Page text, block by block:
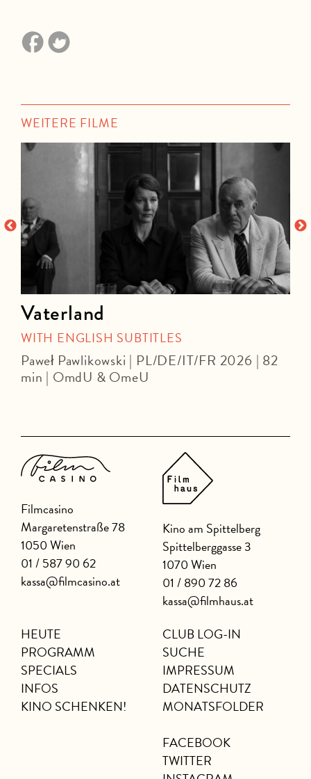
WEITERE FILME
Vaterland
WITH ENGLISH SUBTITLES
Paweł Pawlikowski | PL/DE/IT/FR 2026 | 82
min | OmdU & OmeU
Filmcasino
Margaretenstraße 78
1050 Wien
01 / 587 90 62
kassa@filmcasino.at
Kino am Spittelberg
Spittelberggasse 3
1070 Wien
01 / 890 72 86
kassa@filmhaus.at
HEUTE
PROGRAMM
SPECIALS
INFOS
KINO SCHENKEN!
CLUB LOG-IN
SUCHE
IMPRESSUM
DATENSCHUTZ
MONATSFOLDER
FACEBOOK
TWITTER